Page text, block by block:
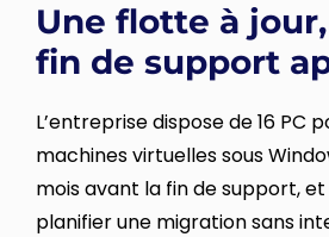
Une flotte à
fin de support
L’entreprise dispose de 16 PC
machines virtuelles sous
mois avant la fin de support,
planifier une migration sans